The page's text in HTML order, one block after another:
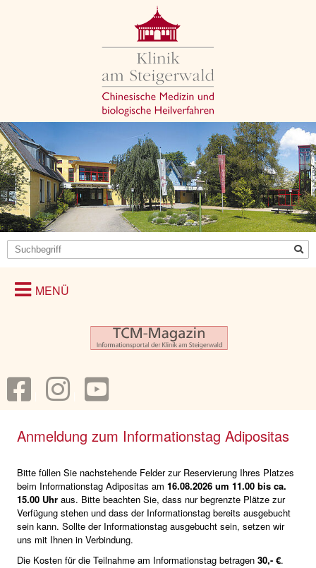
Anmeldung zum Informationstag Adipositas
Bitte füllen Sie nachstehende Felder zur Reservierung Ihres Platzes
beim Informationstag Adipositas am 16.08.2026 um 11.00 bis ca.
15.00 Uhr aus. Bitte beachten Sie, dass nur begrenzte Plätze zur
Verfügung stehen und dass der Informationstag bereits ausgebucht
sein kann. Sollte der Informationstag ausgebucht sein, setzen wir
uns mit Ihnen in Verbindung.
Die Kosten für die Teilnahme am Informationstag betragen 30,- €.